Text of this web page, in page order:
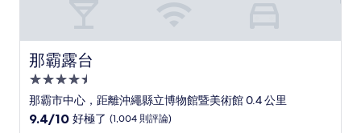
那霸露台
那霸露台
4.5
星
級
那霸市中心，距離沖繩縣立博物館暨美術館 0.4 公里
9.4
9.4/10 好極了 (1,004 則評論)